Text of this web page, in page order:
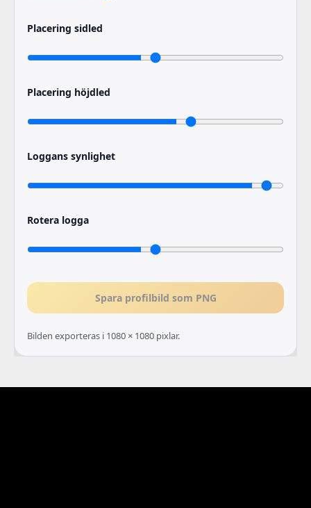
Placering sidled
Placering höjdled
Loggans synlighet
Rotera logga
Spara profilbild som PNG
Bilden exporteras i 1080 × 1080 pixlar.